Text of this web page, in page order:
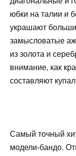
юбки на талии и
украшают
замысловатые
из золота и
внимание, как
составляют
Самый точный
модели-бандо.